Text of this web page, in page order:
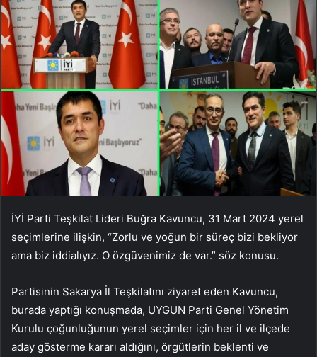
İYİ Parti Teşkilat Lideri Buğra Kavuncu, 31 Mart 2024 yerel
seçimlerine ilişkin, “Zorlu ve yoğun bir süreç bizi bekliyor
ama biz iddialıyız. O özgüvenimiz de var.” söz konusu.
Partisinin Sakarya İl Teşkilatını ziyaret eden Kavuncu,
burada yaptığı konuşmada, UYGUN Parti Genel Yönetim
Kurulu çoğunluğunun yerel seçimler için her il ve ilçede
aday gösterme kararı aldığını, örgütlerin beklenti ve